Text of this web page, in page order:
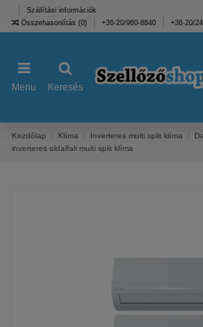
Szállítási információk
Összehasonlítás (0) +36-20/960-8840 +36-20/
Menu Keresés
Kezdőlap Klíma Inverteres multi split klíma
inverteres oldalfali multi split klíma